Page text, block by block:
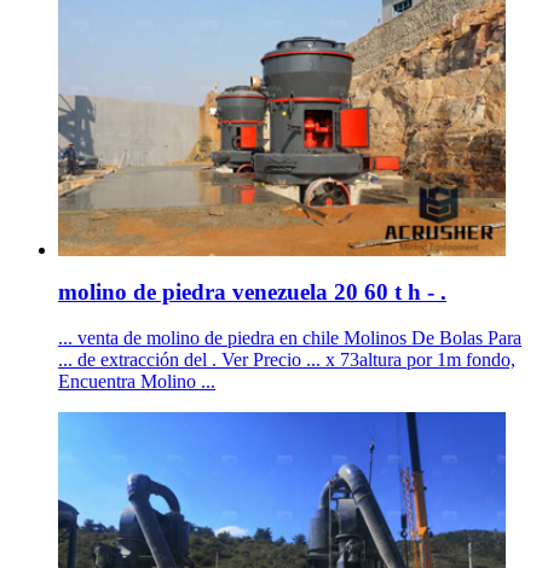
molino de piedra venezuela 20 60 t h - .
... venta de molino de piedra en chile Molinos De Bolas Para
... de extracción del . Ver Precio ... x 73altura por 1m fondo,
Encuentra Molino ...